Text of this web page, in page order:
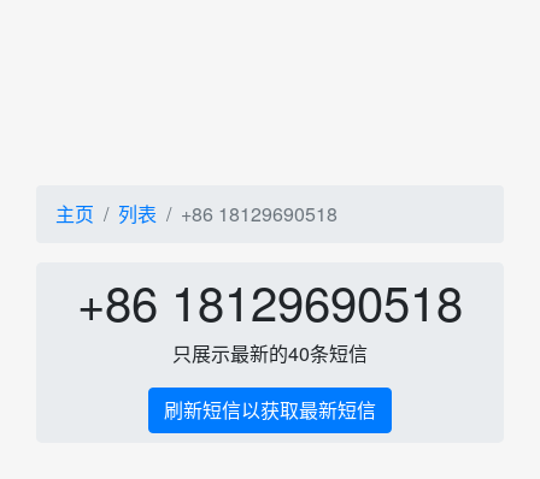
主页 列表 +86 18129690518
+86 18129690518
只展示最新的40条短信
刷新短信以获取最新短信